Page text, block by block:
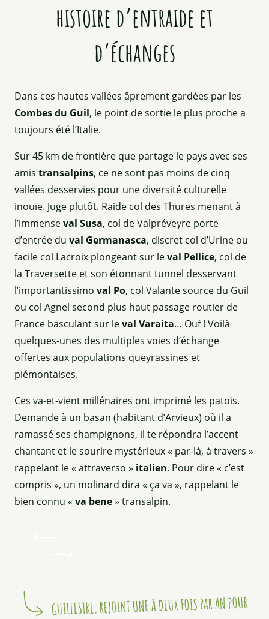
histoire d’entraide et
d’échanges
Dans ces hautes vallées âprement gardées par les
Combes du Guil, le point de sortie le plus proche a
toujours été l’Italie.
Sur 45 km de frontière que partage le pays avec ses
amis transalpins, ce ne sont pas moins de cinq
vallées desservies pour une diversité culturelle
inouïe. Juge plutôt. Raide col des Thures menant à
l’immenseval Susa, col de Valpréveyre porte
d’entrée du val Germanasca, discret col d’Urine ou
facile col Lacroix plongeant sur leval Pellice, col de
la Traversette et son étonnant tunnel desservant
l’importantissimo val Po, col Valante source du Guil
ou col Agnel second plus haut passage routier de
France basculant sur leval Varaita… Ouf ! Voilà
quelques-unes des multiples voies d’échange
offertes aux populations queyrassines et
piémontaises.
Ces va-et-vient millénaires ont imprimé les patois.
Demande à un basan (habitant d’Arvieux) où il a
ramassé ses champignons, il te répondra l’accent
chantant et le sourire mystérieux « par-là, à travers »
rappelant le « attraverso » italien. Pour dire « c’est
compris », un molinard dira « ça va », rappelant le
bien connu « va bene» transalpin.
GUILLESTRE, REJOINT UNE À DEUX FOIS PAR AN POUR